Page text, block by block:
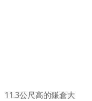
公尺高的鎌倉大